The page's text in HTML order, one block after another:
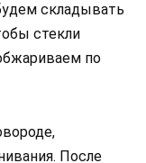
складывать
стекли
по
После